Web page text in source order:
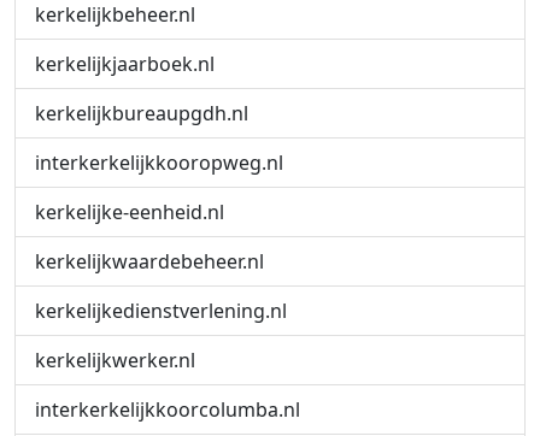
kerkelijkbeheer.nl
kerkelijkjaarboek.nl
kerkelijkbureaupgdh.nl
interkerkelijkkooropweg.nl
kerkelijke-eenheid.nl
kerkelijkwaardebeheer.nl
kerkelijkedienstverlening.nl
kerkelijkwerker.nl
interkerkelijkkoorcolumba.nl